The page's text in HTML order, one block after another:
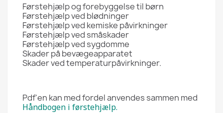
Førstehjælp og forebyggelse til børn
Førstehjælp ved blødninger
Førstehjælp ved kemiske påvirkninger
Førstehjælp ved småskader
Førstehjælp ved sygdomme
Skader på bevægeapparatet
Skader ved temperaturpåvirkninger.
Pdf'en kan med fordel anvendes sammen med
Håndbogen i førstehjælp.